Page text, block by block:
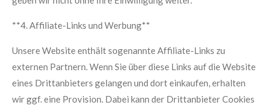
**4. Affiliate-Links und Werbung**
Unsere Website enthält sogenannte Affiliate-Links zu
externen Partnern. Wenn Sie über diese Links auf die Website
eines Drittanbieters gelangen und dort einkaufen, erhalten
wir ggf. eine Provision. Dabei kann der Drittanbieter Cookies